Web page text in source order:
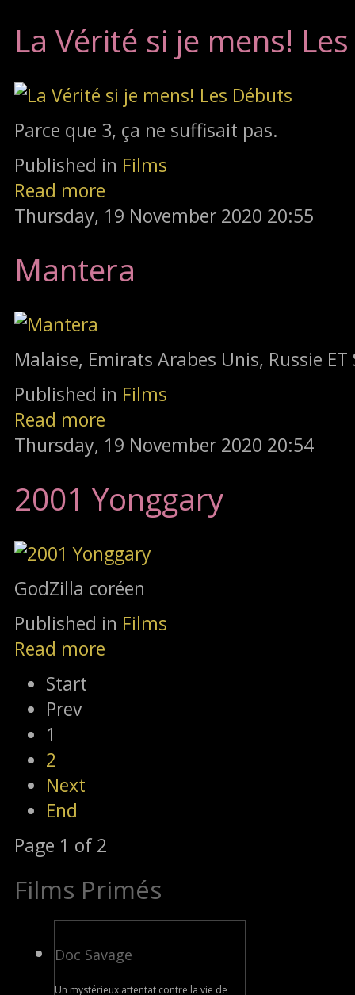
La Vérité si je mens!
Parce que 3, ça ne suffisait pas.
Published in Films
Read more
Thursday, 19 November 2020 20:55
Mantera
Malaise, Emirats Arabes Unis, Russie ET
Published in Films
Read more
Thursday, 19 November 2020 20:54
2001 Yonggary
GodZilla coréen
Published in Films
Read more
Start
Prev
1
2
Next
End
Page 1 of 2
Films Primés
Doc Savage
Un mystérieux attentat contre la vie de